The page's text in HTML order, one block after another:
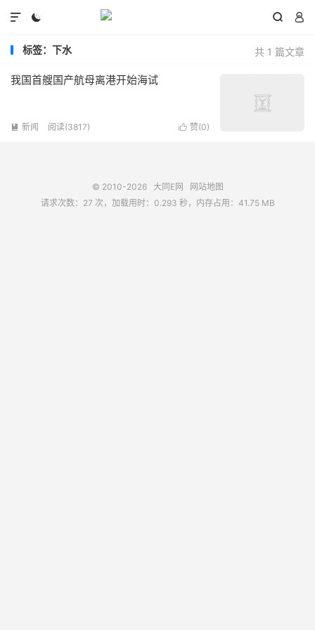
  

共 1 篇文章
标签：下水
我国首艘国产航母离港开始海试
 赞(0)
 新闻 阅读(3817)
© 2010-2026 大同E网
网站地图
请求次数：27 次，加载用时：0.293 秒，内存占用：41.75 MB